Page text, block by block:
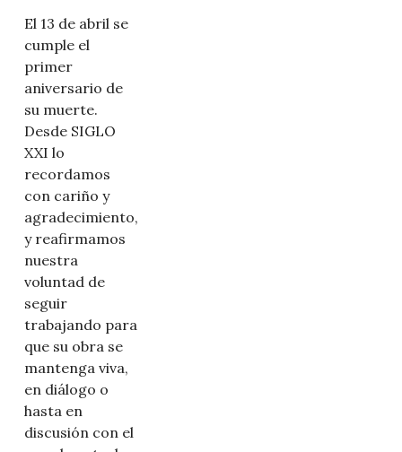
El 13 de abril se
cumple el
primer
aniversario de
su muerte.
Desde SIGLO
XXI lo
recordamos
con cariño y
agradecimiento,
y reafirmamos
nuestra
voluntad de
seguir
trabajando para
que su obra se
mantenga viva,
en diálogo o
hasta en
discusión con el